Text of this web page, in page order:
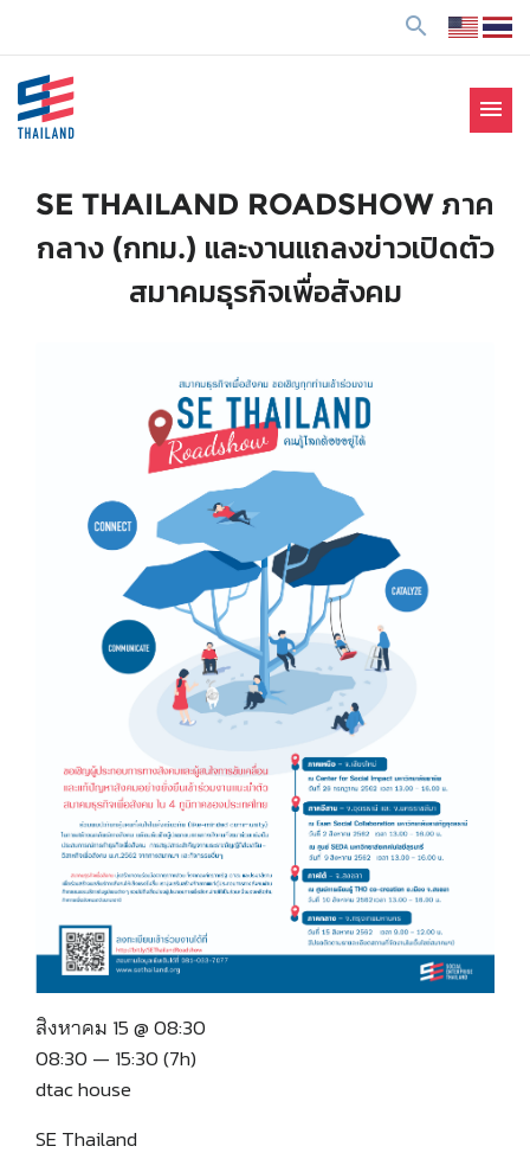
search
Enterprise: SE
menu
SE THAILAND ROADSHOW ภาค
กลาง (กทม.) และงานแถลงข่าวเปิดตัว
สมาคมธุรกิจเพื่อสังคม
สิงหาคม 15 @ 08:30
08:30 — 15:30(7h)
dtac house
SE Thailand